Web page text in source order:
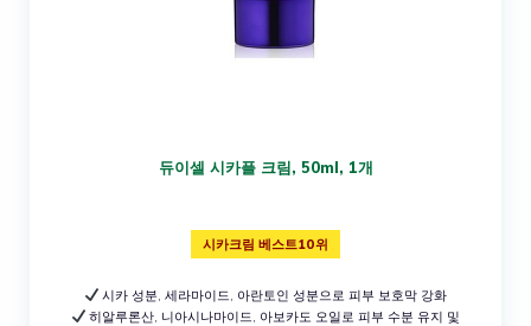
듀이셀 시카플 크림, 50ml, 1개
시카크림 베스트10위
시카 성분, 세라마이드, 아란토인 성분으로 피부 보호막 강화
히알루론산, 니아시나마이드, 아보카도 오일로 피부 수분 유지 및